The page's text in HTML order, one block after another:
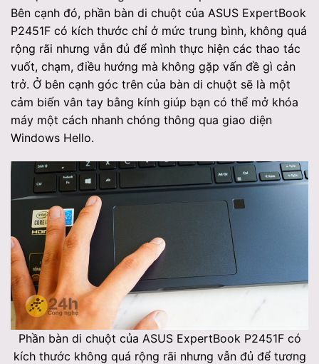
Bên cạnh đó, phần bàn di chuột của ASUS ExpertBook
P2451F có kích thước chỉ ở mức trung bình, không quá
rộng rãi nhưng vẫn đủ để mình thực hiện các thao tác
vuốt, chạm, điều hướng mà không gặp vấn đề gì cản
trở. Ở bên cạnh góc trên của bàn di chuột sẽ là một
cảm biến vân tay bằng kính giúp bạn có thể mở khóa
máy một cách nhanh chóng thông qua giao diện
Windows Hello.
Phần bàn di chuột của ASUS ExpertBook P2451F có
kích thước không quá rộng rãi nhưng vẫn đủ để tương